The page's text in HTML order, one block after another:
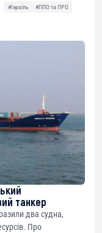
#Ізраїль
#ППО та ПРО
танкер
два судна,
Про